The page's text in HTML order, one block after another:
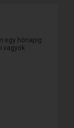
egy hónapig
vagyok